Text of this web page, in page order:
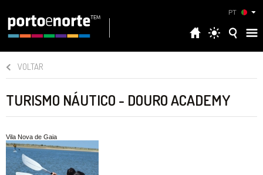
PT
VOLTAR
TURISMO NÁUTICO - DOURO ACADEMY
Vila Nova de Gaia